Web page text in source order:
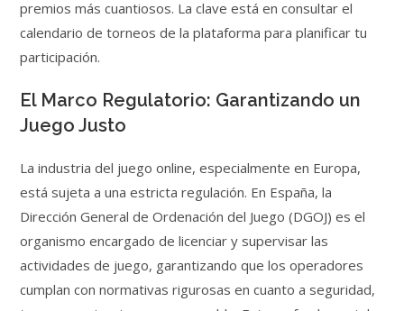
premios más cuantiosos. La clave está en consultar el
calendario de torneos de la plataforma para planificar tu
participación.
El Marco Regulatorio: Garantizando un
Juego Justo
La industria del juego online, especialmente en Europa,
está sujeta a una estricta regulación. En España, la
Dirección General de Ordenación del Juego (DGOJ) es el
organismo encargado de licenciar y supervisar las
actividades de juego, garantizando que los operadores
cumplan con normativas rigurosas en cuanto a seguridad,